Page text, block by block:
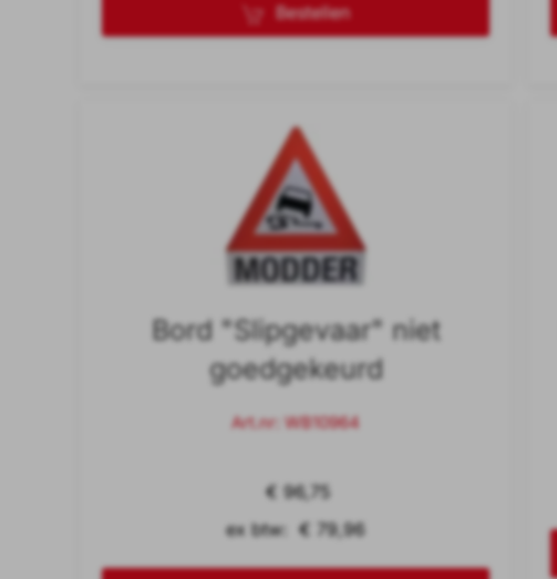
Bestellen
Bord "Slipgevaar" niet
goedgekeurd
Art.nr: WB10964
€ 96,75
ex btw: € 79,96